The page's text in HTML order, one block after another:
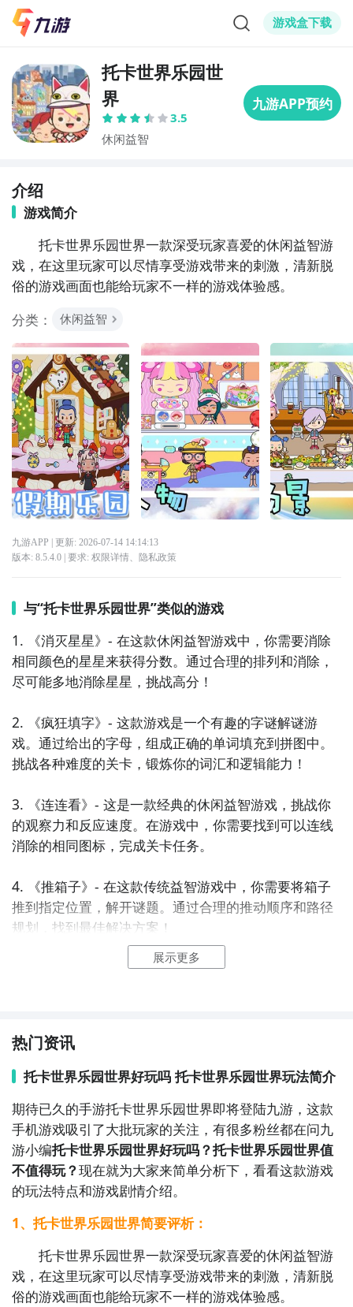
游戏盒下载
托卡世界乐园世
界
3.5
休闲益智
介绍
游戏简介
托卡世界乐园世界一款深受玩家喜爱的休闲益智游
戏，在这里玩家可以尽情享受游戏带来的刺激，清新脱
俗的游戏画面也能给玩家不一样的游戏体验感。
分类：
休闲益智
九游APP | 更新: 2026-07-14 14:14:13
版本: 8.5.4.0| 要求: 权限详情、 隐私政策
与“托卡世界乐园世界”类似的游戏
1. 《消灭星星》- 在这款休闲益智游戏中，你需要消除
相同颜色的星星来获得分数。通过合理的排列和消除，
尽可能多地消除星星，挑战高分！
2. 《疯狂填字》- 这款游戏是一个有趣的字谜解谜游
戏。通过给出的字母，组成正确的单词填充到拼图中。
挑战各种难度的关卡，锻炼你的词汇和逻辑能力！
3. 《连连看》- 这是一款经典的休闲益智游戏，挑战你
的观察力和反应速度。在游戏中，你需要找到可以连线
消除的相同图标，完成关卡任务。
4. 《推箱子》- 在这款传统益智游戏中，你需要将箱子
推到指定位置，解开谜题。通过合理的推动顺序和路径
规划，找到最佳解决方案！
5. 《拼图大师》- 这款游戏提供了各种各样的拼图，从
6. 《挑战数独》- 数独是一种经典的数学益智游戏，这
款游戏提供了各种难度的数独谜题供你挑战。通过逻辑
7. 《夹娃娃》- 这是一款具有娃娃机玩法的休闲益智游
戏。通过操作夹子，抓取娃娃并将其放置到正确的位
置，赢得奖励！
8. 《找不同》- 在这款游戏中，你需要在两张近乎相同
的图片中找出所有的不同之处。通过观察细节，提高你
的观察力和专注力！
9. 《推块迷宫》- 这款游戏是一个有趣的迷宫解谜游
展示更多
热门资讯
托卡世界乐园世界好玩吗 托卡世界乐园世界玩法简介
期待已久的手游托卡世界乐园世界即将登陆九游，这款
手机游戏吸引了大批玩家的关注，有很多粉丝都在问九
游小编托卡世界乐园世界好玩吗？托卡世界乐园世界值
不值得玩？现在就为大家来简单分析下，看看这款游戏
的玩法特点和游戏剧情介绍。
1、托卡世界乐园世界简要评析：
托卡世界乐园世界一款深受玩家喜爱的休闲益智游
戏，在这里玩家可以尽情享受游戏带来的刺激，清新脱
俗的游戏画面也能给玩家不一样的游戏体验感。